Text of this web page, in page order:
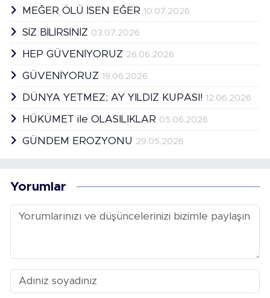
MEĞER ÖLÜ İSEN EĞER 10.07.2026
SİZ BİLİRSİNİZ 03.07.2026
HEP GÜVENİYORUZ 26.06.2026
GÜVENİYORUZ 19.06.2026
DÜNYA YETMEZ; AY YILDIZ KUPASI! 12.06.2026
HÜKÜMET ile OLASILIKLAR 05.06.2026
GÜNDEM EROZYONU 29.05.2026
Yorumlar